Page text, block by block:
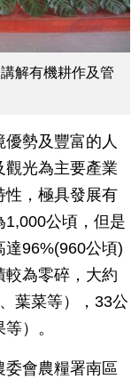
解有機耕作及管
勢及豐富的人
觀光為主要產業
性，極具發展有
公頃，但是
達96%(960公頃)
較為零碎，大約
葉菜等），33公
）。
會農糧署南區